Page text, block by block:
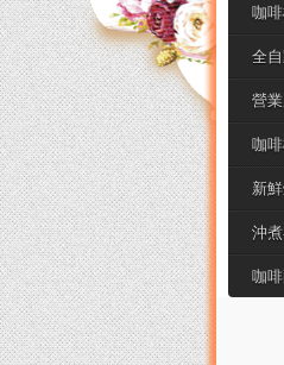
咖
全
營
咖
新
沖
咖